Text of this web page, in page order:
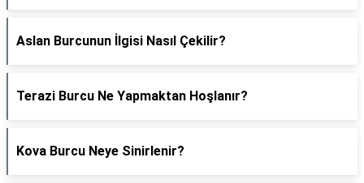
Aslan Burcunun İlgisi Nasıl Çekilir?
Terazi Burcu Ne Yapmaktan Hoşlanır?
Kova Burcu Neye Sinirlenir?